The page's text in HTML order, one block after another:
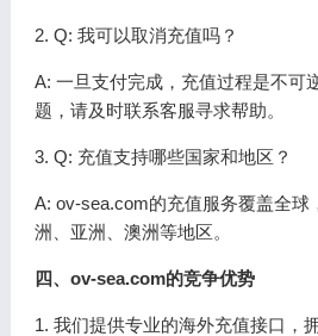
2. Q: 我可以取消充值吗？
A: 一旦支付完成，充值过程是不可
题，请及时联系客服寻求帮助。
3. Q: 充值支持哪些国家和地区？
A: ov-sea.com的充值服务覆盖全球
洲、亚洲、澳洲等地区。
四、ov-sea.com的竞争优势
1. 我们提供专业的海外充值接口，